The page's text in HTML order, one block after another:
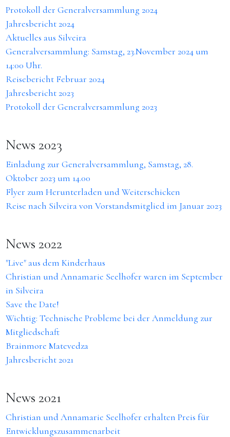
Protokoll der Generalversammlung 2024
Jahresbericht 2024
Aktuelles aus Silveira
Generalversammlung: Samstag, 23.November 2024 um
14:00 Uhr.
Reisebericht Februar 2024
Jahresbericht 2023
Protokoll der Generalversammlung 2023
News 2023
Einladung zur Generalversammlung, Samstag, 28.
Oktober 2023 um 14.00
Flyer zum Herunterladen und Weiterschicken
Reise nach Silveira von Vorstandsmitglied im Januar 2023
News 2022
"Live" aus dem Kinderhaus
Christian und Annamarie Seelhofer waren im September
in Silveira
Save the Date!
Wichtig: Technische Probleme bei der Anmeldung zur
Mitgliedschaft
Brainmore Matevedza
Jahresbericht 2021
News 2021
Christian und Annamarie Seelhofer erhalten Preis für
Entwicklungszusammenarbeit